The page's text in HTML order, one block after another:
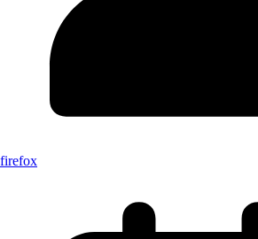
firefox